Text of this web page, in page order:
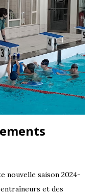
nouvelle saison 2024-
et des